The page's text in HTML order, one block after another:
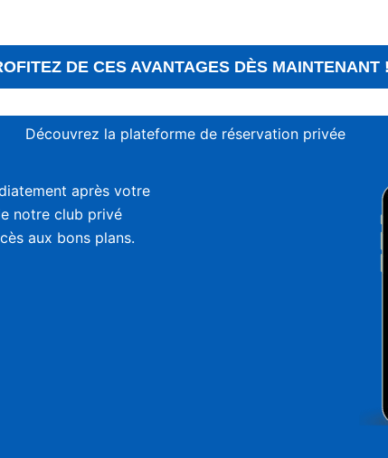
DE CES AVANTAGES DÈS MAINTENANT
Découvrez la plateforme de réservation privée
après votre
notre club privé
aux bons plans.